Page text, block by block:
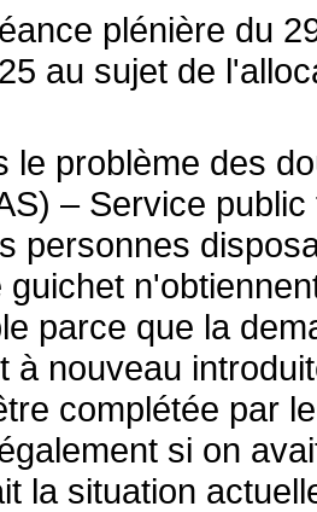
plénière du
au sujet de
le problème des
– Service
personnes
guichet
parce que la
à nouveau
complétée par
si on
la situation